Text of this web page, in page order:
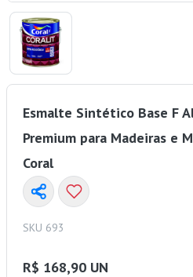
Esmalte Sintético Base F
Premium para Madeiras e
Coral
SKU 693
R$ 168,90 UN